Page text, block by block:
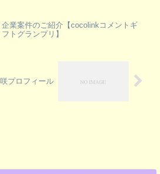
企業案件のご紹介【cocolinkコメントギ
フトグランプリ】
プロフィール